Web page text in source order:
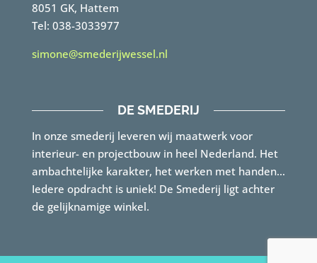
8051 GK, Hattem
Tel: 038-3033977
simone@smederijwessel.nl
DE SMEDERIJ
In onze smederij leveren wij maatwerk voor
interieur- en projectbouw in heel Nederland. Het
ambachtelijke karakter, het werken met handen…
Iedere opdracht is uniek! De Smederij ligt achter
de gelijknamige winkel.